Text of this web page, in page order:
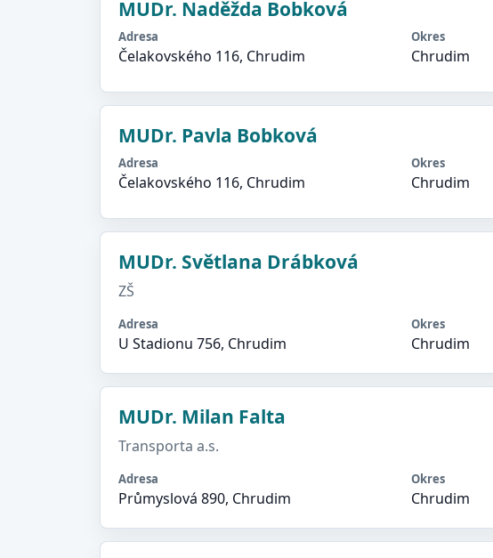
MUDr. Naděžda Bobková
Adresa
Čelakovského 116, Chrudim
Okres
Chrudim
MUDr. Pavla Bobková
Adresa
Čelakovského 116, Chrudim
Okres
Chrudim
MUDr. Světlana Drábková
ZŠ
Adresa
U Stadionu 756, Chrudim
Okres
Chrudim
MUDr. Milan Falta
Transporta a.s.
Adresa
Průmyslová 890, Chrudim
Okres
Chrudim